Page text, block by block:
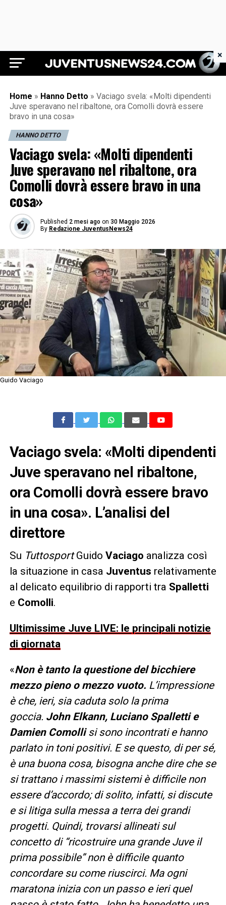
Juventus News 24
Home » Hanno Detto » Vaciago svela: «Molti dipendenti
Juve speravano nel ribaltone, ora Comolli dovrà essere
bravo in una cosa»
HANNO DETTO
Vaciago svela: «Molti dipendenti
Juve speravano nel ribaltone, ora
Comolli dovrà essere bravo in una
cosa»
Published 2 mesi ago on 30 Maggio 2026
By Redazione JuventusNews24
Guido Vaciago
Vaciago svela: «Molti dipendenti
Juve speravano nel ribaltone,
ora Comolli dovrà essere bravo
in una cosa». L’analisi del
direttore
Su TuttosportGuido Vaciago analizza così
la situazione in casa Juventus relativamente
al delicato equilibrio di rapporti tra Spalletti
e Comolli.
Ultimissime Juve LIVE: le principali notizie
di giornata
«Non è tanto la questione del bicchiere
mezzo pieno o mezzo vuoto. L’impressione
è che, ieri, sia caduta solo la prima
goccia. John Elkann, Luciano Spalletti e
Damien Comollisi sono incontrati e hanno
parlato in toni positivi. E se questo, di per sé,
è una buona cosa, bisogna anche dire che se
si trattano i massimi sistemi è difficile non
essere d’accordo; di solito, infatti, si discute
e si litiga sulla messa a terra dei grandi
progetti. Quindi, trovarsi allineati sul
concetto di “ricostruire una grande Juve il
prima possibile” non è difficile quanto
concordare su come riuscirci. Ma ogni
maratona inizia con un passo e ieri quel
×